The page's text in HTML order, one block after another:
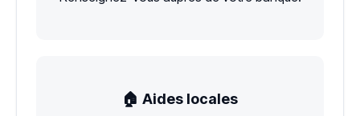
🏠 Aides locales